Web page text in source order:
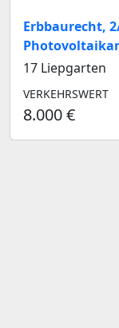
Erbbaurecht,
17 Liepgarten
VERKEHRSWERT
8.000 €